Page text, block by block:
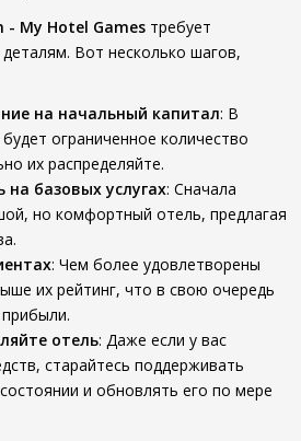
- My Hotel Games требует
Вот несколько шагов,
на начальный капитал: В
ограниченное количество
их распределяйте.
на базовых услугах: Сначала
но комфортный отель, предлагая
: Чем более удовлетворены
их рейтинг, что в свою очередь
отель: Даже если у вас
старайтесь поддерживать
и обновлять его по мере